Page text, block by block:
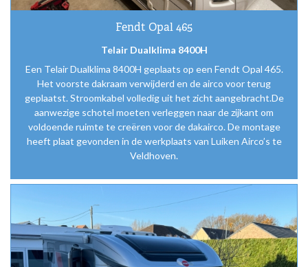
Fendt Opal 465
Telair Dualklima 8400H
Een Telair Dualklima 8400H geplaats op een Fendt Opal 465.
Het voorste dakraam verwijderd en de airco voor terug
geplaatst. Stroomkabel volledig uit het zicht aangebracht.De
aanwezige schotel moeten verleggen naar de zijkant om
voldoende ruimte te creëren voor de dakairco. De montage
heeft plaat gevonden in de werkplaats van Luiken Airco’s te
Veldhoven.